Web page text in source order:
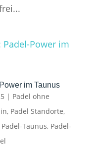
im Taunus
| Padel ohne
, Padel Standorte,
Padel-Taunus, Padel-